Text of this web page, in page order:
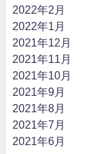
2022年2月
2022年1月
2021年12月
2021年11月
2021年10月
2021年9月
2021年8月
2021年7月
2021年6月